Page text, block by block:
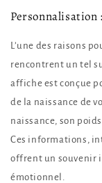
Personnalisation
L’une des raisons
rencontrent un tel
affiche est conçue
de la naissance de
naissance, son
Ces informations,
offrent un souvenir
émotionnel.